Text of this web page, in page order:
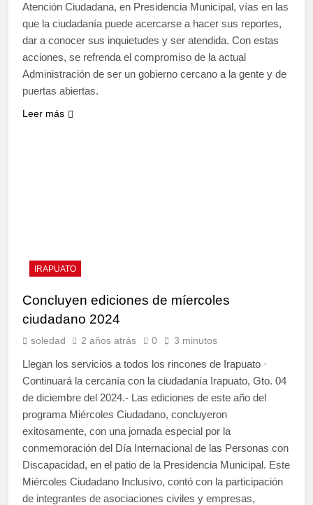
Atención Ciudadana, en Presidencia Municipal, vías en las
que la ciudadanía puede acercarse a hacer sus reportes,
dar a conocer sus inquietudes y ser atendida. Con estas
acciones, se refrenda el compromiso de la actual
Administración de ser un gobierno cercano a la gente y de
puertas abiertas.
Leer más
IRAPUATO
Concluyen ediciones de míercoles
ciudadano 2024
soledad 2 años atrás 0 3 minutos
Llegan los servicios a todos los rincones de Irapuato ·
Continuará la cercanía con la ciudadanía Irapuato, Gto. 04
de diciembre del 2024.- Las ediciones de este año del
programa Miércoles Ciudadano, concluyeron
exitosamente, con una jornada especial por la
conmemoración del Día Internacional de las Personas con
Discapacidad, en el patio de la Presidencia Municipal. Este
Miércoles Ciudadano Inclusivo, contó con la participación
de integrantes de asociaciones civiles y empresas,